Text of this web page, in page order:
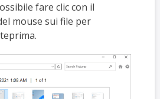
fare clic con il
mouse sui file per